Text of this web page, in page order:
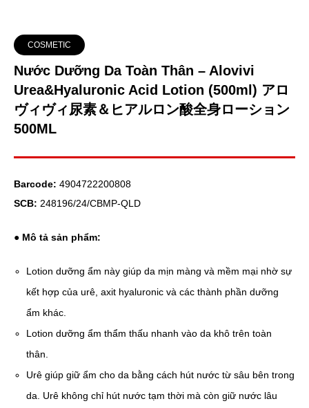
COSMETIC
Nước Dưỡng Da Toàn Thân – Alovivi
Urea&Hyaluronic Acid Lotion (500ml) アロ
ヴィヴィ尿素＆ヒアルロン酸全身ローション
500ML
Barcode: 4904722200808
SCB: 248196/24/CBMP-QLD
● Mô tả sản phẩm:
Lotion dưỡng ẩm này giúp da mịn màng và mềm mại nhờ sự
kết hợp của urê, axit hyaluronic và các thành phần dưỡng
ẩm khác.
Lotion dưỡng ẩm thẩm thấu nhanh vào da khô trên toàn
thân.
Urê giúp giữ ẩm cho da bằng cách hút nước từ sâu bên trong
da. Urê không chỉ hút nước tạm thời mà còn giữ nước lâu